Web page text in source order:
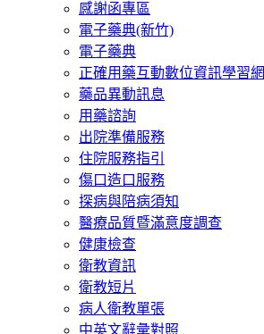
感謝函專區
電子藥典(新竹)
電子藥典
正確用藥互動數位資訊學習網
藥品異動訊息
用藥諮詢
出院準備服務
住院服務指引
傷口造口服務
探病與陪病須知
醫療品質暨滿意度調查
健康檢查
衛教資訊
衛教短片
病人衛教單張
中英文辭彙對照